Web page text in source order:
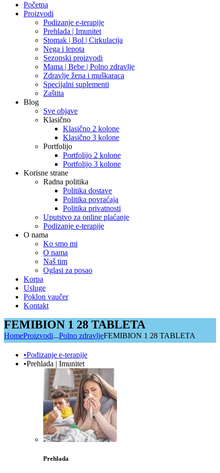
Početna
Proizvodi
Podizanje e-terapije
Prehlada | Imunitet
Stomak | Bol | Cirkulacija
Nega i lepota
Sezonski proizvodi
Mama | Bebe | Polno zdravlje
Zdravlje žena i muškaraca
Specijalni suplementi
Zaštita
Blog
Sve objave
Klasično
Klasično 2 kolone
Klasično 3 kolone
Portfolijo
Portfolijo 2 kolone
Portfolijo 3 kolone
Korisne strane
Radna politika
Politika dostave
Politika povraćaja
Politika privatnosti
Uputstvo za online plaćanje
Podizanje e-terapije
O nama
Ko smo mi
O nama
Naš tim
Oglasi za posao
Korpa
Usluge
Poklon vaučer
Kontakt
FEMIBION 1 28 TABLETA
HomeProizvodi...Polno zdravljeFEMIBION 1 28 TABLETA
•Podizanje e-terapije
•Prehlada | Imunitet
Prehlada